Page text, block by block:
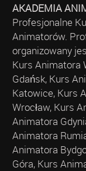
AKADEMIA
Profesjonalne
Animatorów.
organizowany
Kurs Animatora
Gdańsk, Kurs
Katowice, Kurs
Wrocław, Kurs
Animatora
Animatora
Animatora
Góra, Kurs